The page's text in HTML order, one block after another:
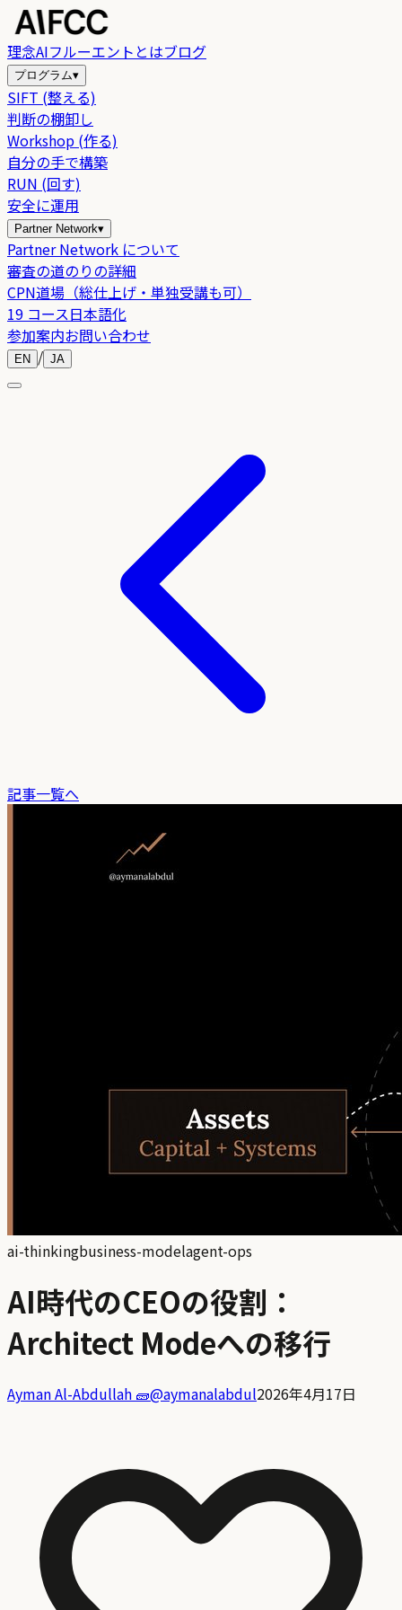
理念AIフルーエントとはブログ
プログラム▾
SIFT (整える)
判断の棚卸し
Workshop (作る)
自分の手で構築
RUN (回す)
安全に運用
Partner Network▾
Partner Network について
審査の道のりの詳細
CPN道場（総仕上げ・単独受講も可）
19 コース日本語化
参加案内お問い合わせ
EN / JA
記事一覧へ
ai-thinkingbusiness-modelagent-ops
AI時代のCEOの役割：
Architect Modeへの移行
Ayman Al-Abdullah 🧱@aymanalabdul2026年4月17日